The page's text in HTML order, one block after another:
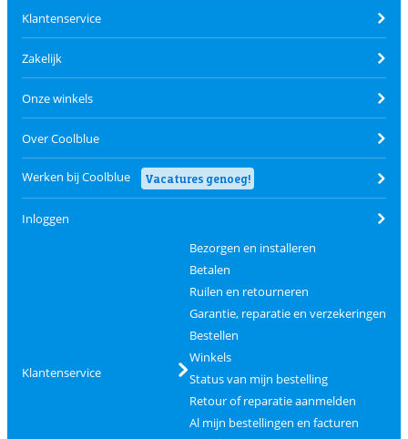
Klantenservice
Zakelijk
Onze winkels
Over Coolblue
Werken bij Coolblue Vacatures genoeg!
Inloggen
Klantenservice
Bezorgen en installeren
Betalen
Ruilen en retourneren
Garantie, reparatie en verzekeringen
Bestellen
Winkels
Status van mijn bestelling
Retour of reparatie aanmelden
Al mijn bestellingen en facturen